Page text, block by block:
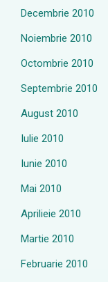
Decembrie 2010
Noiembrie 2010
Octombrie 2010
Septembrie 2010
August 2010
Iulie 2010
Iunie 2010
Mai 2010
Aprilieie 2010
Martie 2010
Februarie 2010